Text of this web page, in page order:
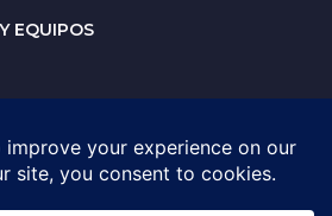
EQUIPOS
espacio para